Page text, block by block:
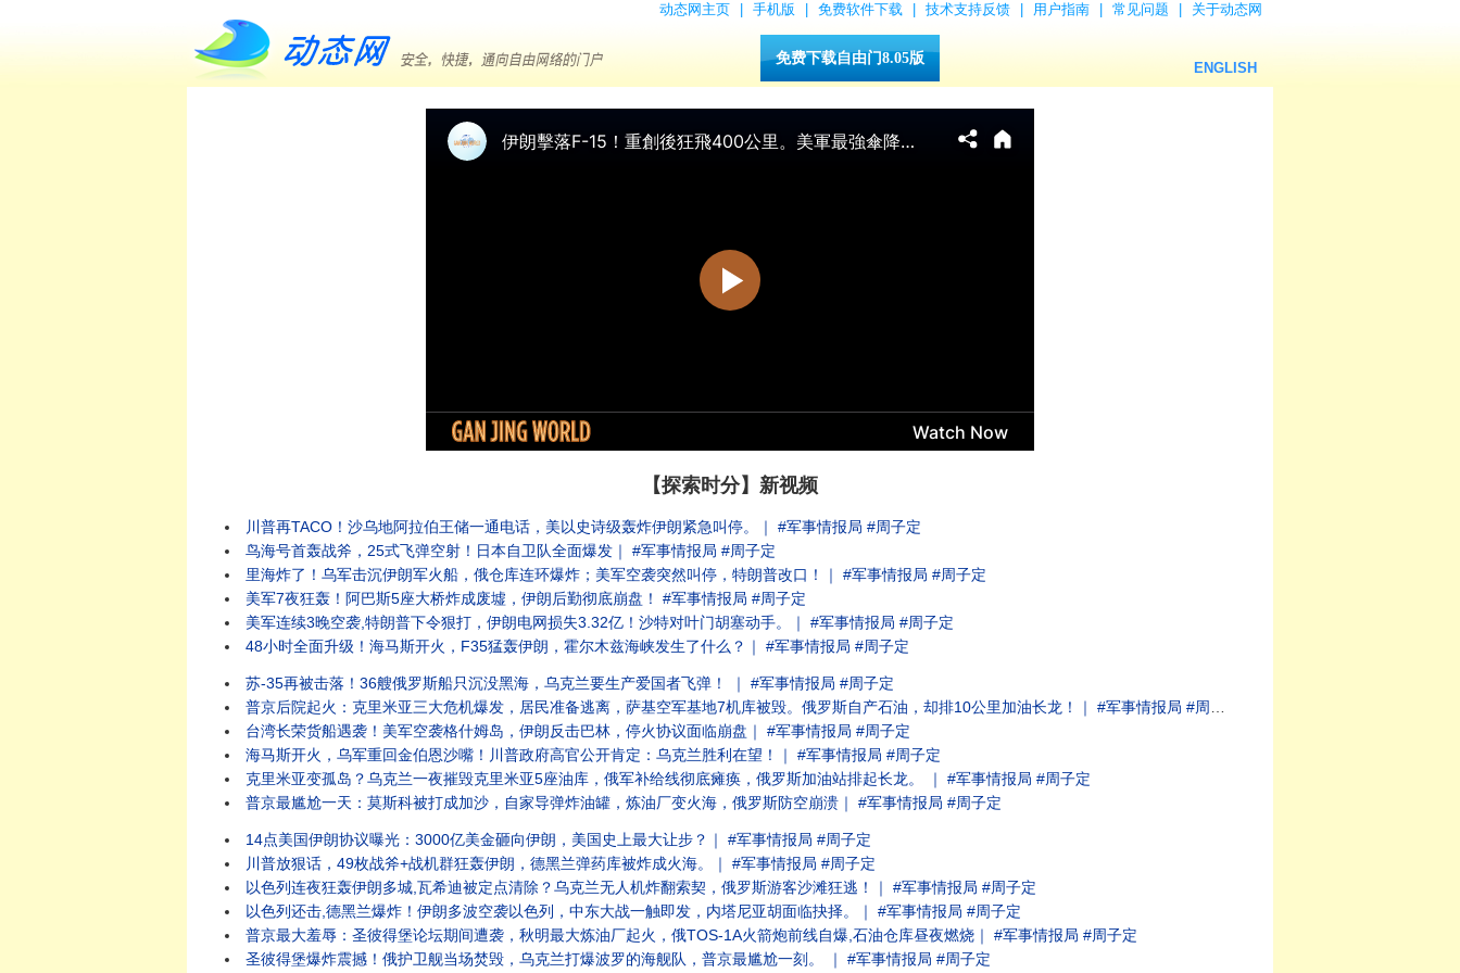
动态网主页 手机版 免费软件下载 技术支持反馈 用户指南 常见问题 关于动态网
免费下载自由门8.05版
ENGLISH
【探索时分】新视频
川普再TACO！沙乌地阿拉伯王储一通电话，美以史诗级轰炸伊朗紧急叫停。｜ #军事情报局 #周子定
鸟海号首轰战斧，25式飞弹空射！日本自卫队全面爆发｜ #军事情报局 #周子定
里海炸了！乌军击沉伊朗军火船，俄仓库连环爆炸；美军空袭突然叫停，特朗普改口！｜ #军事情报局 #周子定
美军7夜狂轰！阿巴斯5座大桥炸成废墟，伊朗后勤彻底崩盘！ #军事情报局 #周子定
美军连续3晚空袭,特朗普下令狠打，伊朗电网损失3.32亿！沙特对叶门胡塞动手。｜ #军事情报局 #周子定
48小时全面升级！海马斯开火，F35猛轰伊朗，霍尔木兹海峡发生了什么？｜ #军事情报局 #周子定
苏-35再被击落！36艘俄罗斯船只沉没黑海，乌克兰要生产爱国者飞弹！ ｜ #军事情报局 #周子定
普京后院起火：克里米亚三大危机爆发，居民准备逃离，萨基空军基地7机库被毁。俄罗斯自产石油，却排10公里加油长龙！｜ #军事情报局 #周子定
台湾长荣货船遇袭！美军空袭格什姆岛，伊朗反击巴林，停火协议面临崩盘｜ #军事情报局 #周子定
海马斯开火，乌军重回金伯恩沙嘴！川普政府高官公开肯定：乌克兰胜利在望！｜ #军事情报局 #周子定
克里米亚变孤岛？乌克兰一夜摧毁克里米亚5座油库，俄军补给线彻底瘫痪，俄罗斯加油站排起长龙。 ｜ #军事情报局 #周子定
普京最尴尬一天：莫斯科被打成加沙，自家导弹炸油罐，炼油厂变火海，俄罗斯防空崩溃｜ #军事情报局 #周子定
14点美国伊朗协议曝光：3000亿美金砸向伊朗，美国史上最大让步？｜ #军事情报局 #周子定
川普放狠话，49枚战斧+战机群狂轰伊朗，德黑兰弹药库被炸成火海。｜ #军事情报局 #周子定
以色列连夜狂轰伊朗多城,瓦希迪被定点清除？乌克兰无人机炸翻索契，俄罗斯游客沙滩狂逃！｜ #军事情报局 #周子定
以色列还击,德黑兰爆炸！伊朗多波空袭以色列，中东大战一触即发，内塔尼亚胡面临抉择。｜ #军事情报局 #周子定
普京最大羞辱：圣彼得堡论坛期间遭袭，秋明最大炼油厂起火，俄TOS-1A火箭炮前线自爆,石油仓库昼夜燃烧｜ #军事情报局 #周子定
圣彼得堡爆炸震撼！俄护卫舰当场焚毁，乌克兰打爆波罗的海舰队，普京最尴尬一刻。 ｜ #军事情报局 #周子定